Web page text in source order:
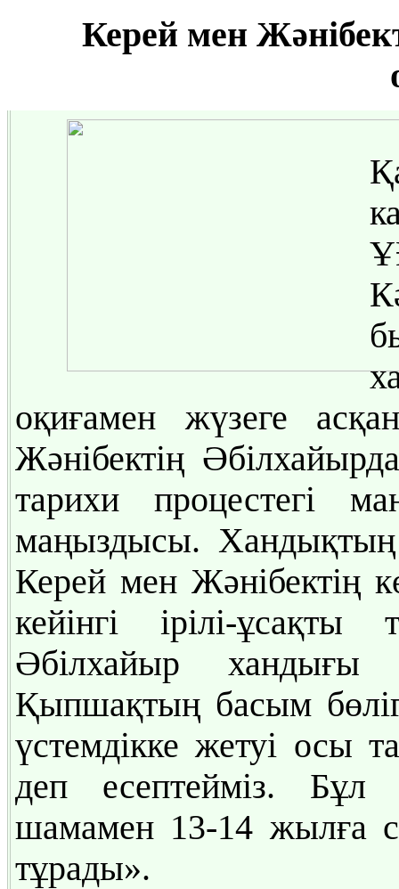
Керей мен
оқиғамен жүзеге
Жәнібектің
тарихи процестегі
маңыздысы.
Керей мен Жәнібектің
кейінгі ірілі-
Әбілхайыр хандығы
Қыпшақтың басым
үстемдікке жетуі осы
деп есептейміз.
шамамен 13-14 жылға
тұрады».